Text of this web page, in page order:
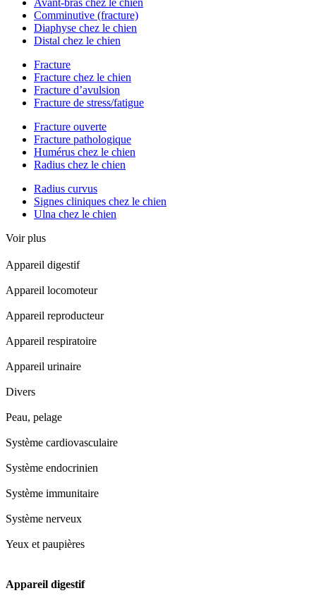
Avant-bras chez le chien
Comminutive (fracture)
Diaphyse chez le chien
Distal chez le chien
Fracture
Fracture chez le chien
Fracture d’avulsion
Fracture de stress/fatigue
Fracture ouverte
Fracture pathologique
Humérus chez le chien
Radius chez le chien
Radius curvus
Signes cliniques chez le chien
Ulna chez le chien
Voir plus
Appareil digestif
Appareil locomoteur
Appareil reproducteur
Appareil respiratoire
Appareil urinaire
Divers
Peau, pelage
Système cardiovasculaire
Système endocrinien
Système immunitaire
Système nerveux
Yeux et paupières
Appareil digestif